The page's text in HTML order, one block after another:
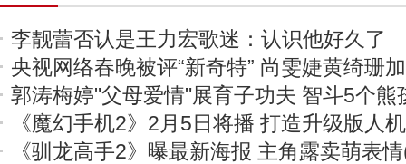
李靓蕾否认是王力宏歌迷：认识他好久了
央视网络春晚被评“新奇特” 尚雯婕黄绮珊
郭涛梅婷"父母爱情"展育子功夫 智斗5个熊
《魔幻手机2》2月5日将播 打造升级版人
《驯龙高手2》曝最新海报 主角露卖萌表